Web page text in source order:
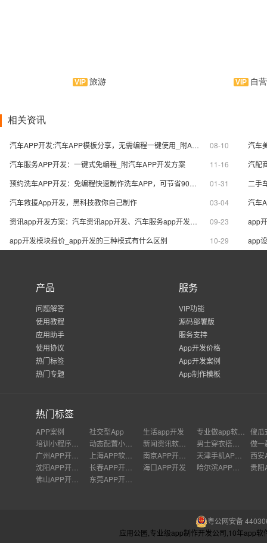
精美实用的驴友资讯，内有详细的
息，相信爱旅行的你不愿错过我们
旅游
您尽情享受舌尖与
自
相关资讯
汽车APP开发:汽车APP模板分享，无需编程一键使用_附APP开发流程
08-10
汽车服务APP开发：一键式免编程_附汽车APP开发方案
11-16
汽配
预约洗车APP开发：免编程快速制作洗车APP，可节省90%成本
01-31
汽车救援App开发，黑科技教你自己制作
03-04
汽车
资讯app开发方案：汽车资讯app开发、汽车服务app开发一键开发
09-23
app
app开发模块报价_app开发的三种模式有什么区别
10-29 app
产品
问题解答
使用教程
应用助手
使用协议
热门标签
热门专题
服务
VIP功能
源码部署版
服务支持
App开发价格
App开发案例
App制作模板
热门标签
APP案例 社交型App 生活app开发
傻瓜
海口APP开发
粤公网安备
应用公园,专业级app制作开发公司,10年app